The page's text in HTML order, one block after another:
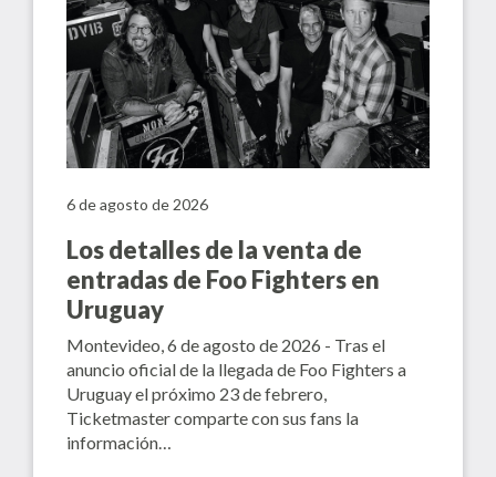
6 de agosto de 2026
Los detalles de la venta de
entradas de Foo Fighters en
Uruguay
Montevideo, 6 de agosto de 2026 - Tras el
anuncio oficial de la llegada de Foo Fighters a
Uruguay el próximo 23 de febrero,
Ticketmaster comparte con sus fans la
información…